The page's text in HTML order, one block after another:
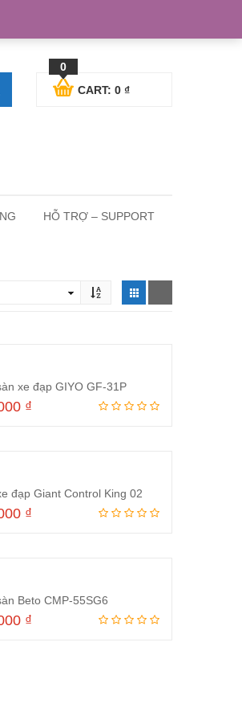
0
CART: 0 ₫
HỖ TRỢ – SUPPORT
xe đạp GIYO GF-31P
₫
đạp Giant Control King 02
₫
Beto CMP-55SG6
₫